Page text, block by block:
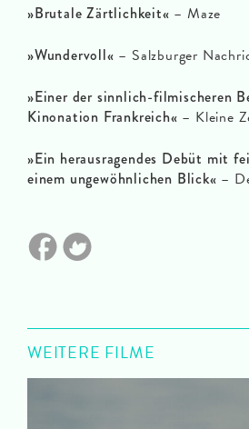
»Brutale Zärtlichkeit« – Maze
»Wundervoll« – Salzburger
»Einer der sinnlich-filmischeren
Kinonation Frankreich« – Kleine
»Ein herausragendes Debüt mit
einem ungewöhnlichen Blick« –
WEITERE FILME